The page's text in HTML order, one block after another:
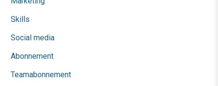
Skills
Social media
Abonnement
Teamabonnement